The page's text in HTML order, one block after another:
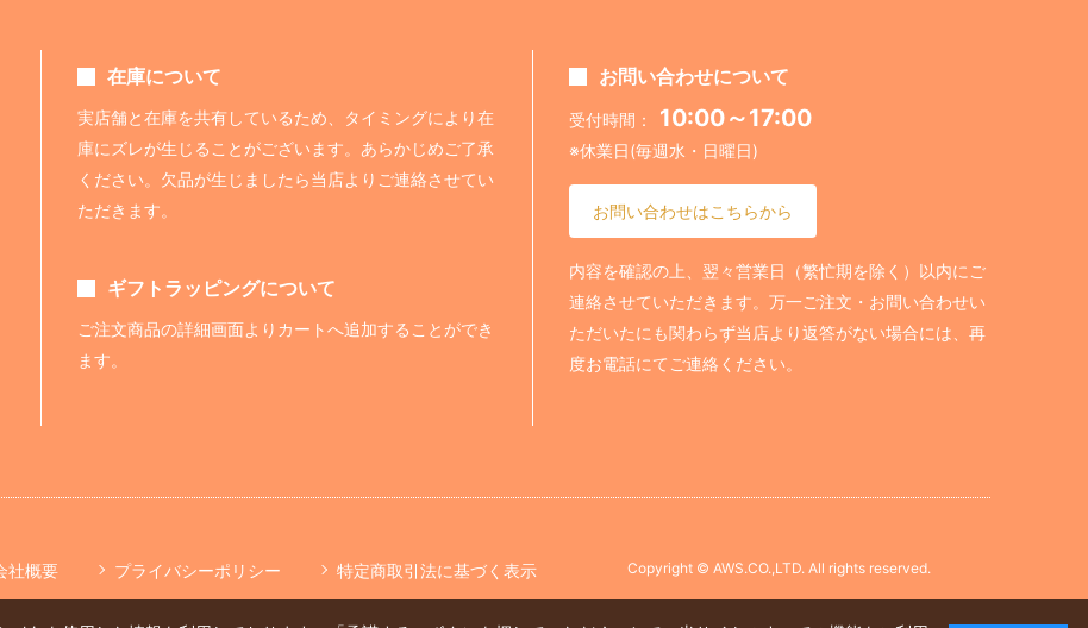
在庫について
実店舗と在庫を共有しているため、タイミングにより在
庫にズレが生じることがございます。あらかじめご了承
ください。欠品が生じましたら当店よりご連絡させてい
ただきます。
ギフトラッピングについて
ご注文商品の詳細画面よりカートへ追加することができ
ます。
お問い合わせについて
受付時間： 10:00～17:00
※休業日(毎週水・日曜日)
お問い合わせはこちらから
内容を確認の上、翌々営業日（繁忙期を除く）以内にご
連絡させていただきます。万一ご注文・お問い合わせい
ただいたにも関わらず当店より返答がない場合には、再
度お電話にてご連絡ください。
社概要 プライバシーポリシー 特定商取引法に基づく表示 Copyright © AWS.CO.,LTD. All rights reserved.